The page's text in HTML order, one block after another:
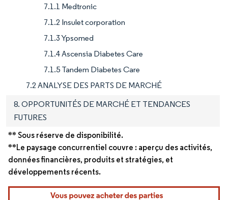
7.1.1 Medtronic
7.1.2 Insulet corporation
7.1.3 Ypsomed
7.1.4 Ascensia Diabetes Care
7.1.5 Tandem Diabetes Care
7.2 ANALYSE DES PARTS DE MARCHÉ
8. OPPORTUNITÉS DE MARCHÉ ET TENDANCES
FUTURES
** Sous réserve de disponibilité.
**Le paysage concurrentiel couvre : aperçu des activités,
données financières, produits et stratégies, et
développements récents.